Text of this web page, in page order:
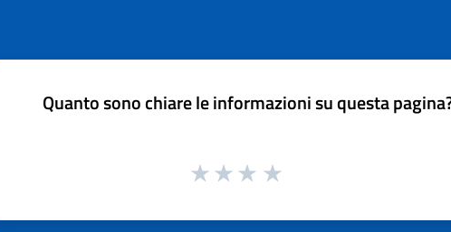
Quanto sono chiare le informazioni su questa